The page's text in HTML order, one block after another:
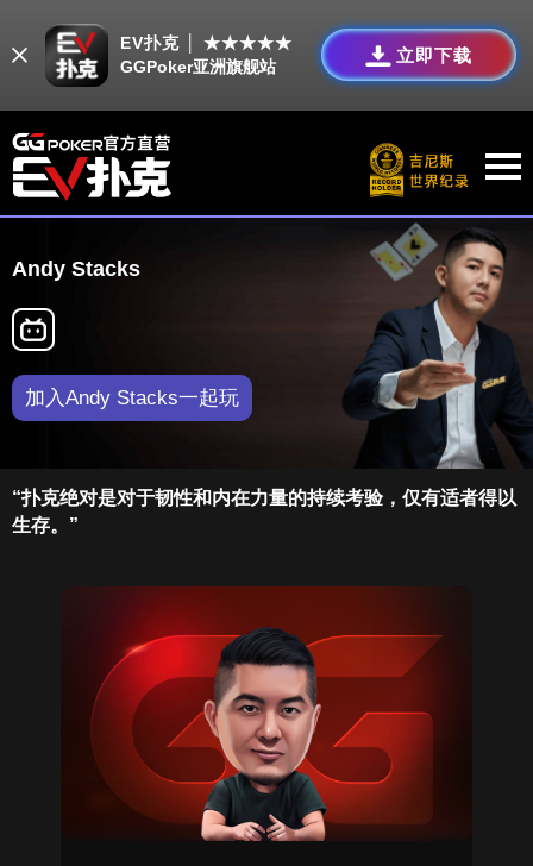
EV扑克 │ ★★★★★
GGPoker亚洲旗舰站
立即下载
Andy Stacks
加入Andy Stacks一起玩
“扑克绝对是对于韧性和内在力量的持续考验，仅有适者得以
生存。”